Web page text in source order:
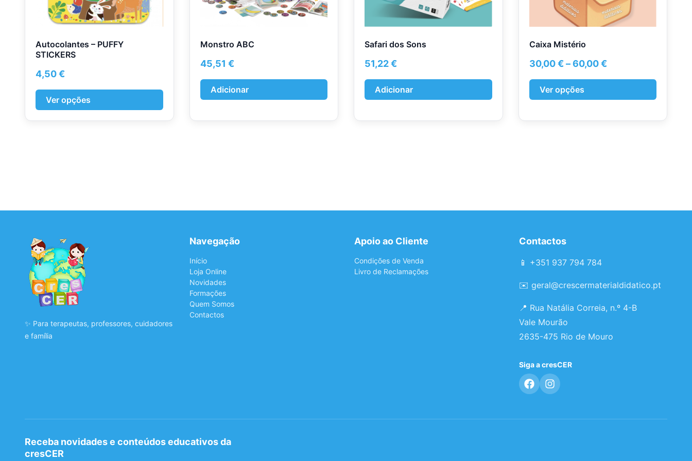
Autocolantes – PUFFY
STICKERS
4,50€
Ver opções
product
Monstro ABC
45,51 €
Adicionar
Safari dos Sons
51,22€
Adicionar
Caixa Mistério
30,00€ – 60,00€Price
Ver opções
product
✨ Para terapeutas, professores, cuidadores
e família
Navegação
Início
Loja Online
Novidades
Formações
Quem Somos
Contactos
Apoio ao Cliente
Condições de Venda
Livro de Reclamações
Contactos
📱 +351 937 794 784
✉️ geral@crescermaterialdidatico.pt
📍 Rua Natália Correia, n.º 4-B
Vale Mourão
2635-475 Rio de Mouro
Siga a cresCER
Receba novidades e conteúdos educativos da
cresCER